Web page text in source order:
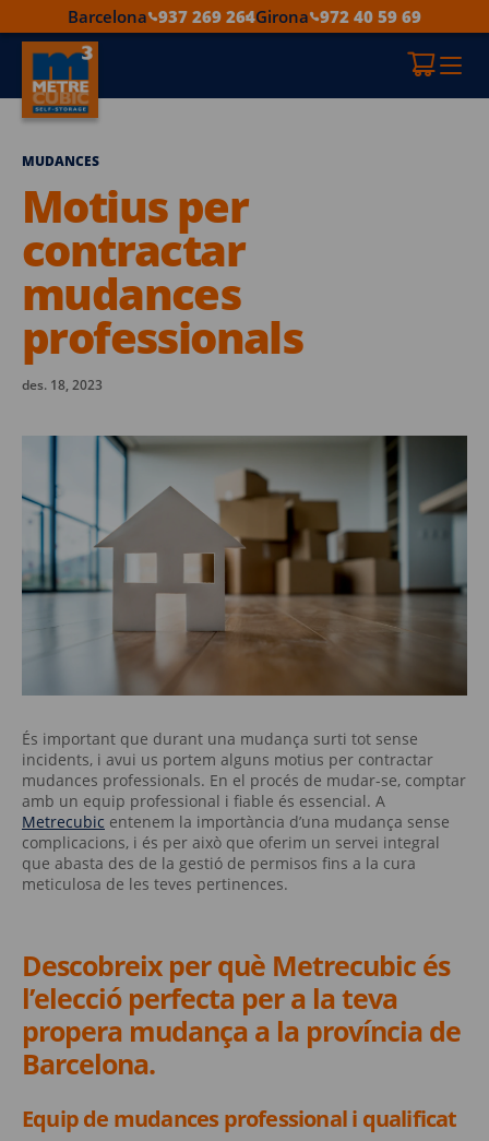
Barcelona 937 269 264Girona 972 40 59 69
MUDANCES
Motius per
contractar
mudances
professionals
des. 18, 2023
És important que durant una mudança surti tot sense
incidents, i avui us portem alguns motius per contractar
mudances professionals. En el procés de mudar-se, comptar
amb un equip professional i fiable és essencial. A
Metrecubic entenem la importància d’una mudança sense
complicacions, i és per això que oferim un servei integral
que abasta des de la gestió de permisos fins a la cura
meticulosa de les teves pertinences.
Descobreix per què Metrecubic és
l’elecció perfecta per a la teva
propera mudança a la província de
Barcelona.
Equip de mudances professional i qualificat